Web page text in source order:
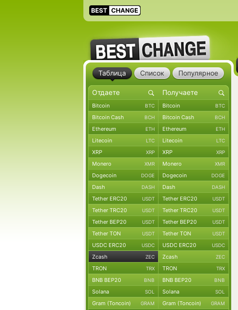
Таблица Список Популярное
Bitcoin BTC Bitcoin BTC
Bitcoin Cash BCH Bitcoin Cash BCH
Ethereum ETH Ethereum ETH
Litecoin LTC Litecoin LTC
XRP XRP XRP XRP
Monero XMR Monero XMR
Dogecoin DOGE Dogecoin DOGE
Dash DASH Dash DASH
Tether ERC20 USDT Tether ERC20 USDT
Tether TRC20 USDT Tether TRC20 USDT
Tether BEP20 USDT Tether BEP20 USDT
Tether TON USDT Tether TON USDT
USDC ERC20 USDC USDC ERC20 USDC
Zcash ZEC Zcash ZEC
TRON TRX TRON TRX
BNB BEP20 BNB BNB BEP20 BNB
Solana SOL Solana SOL
Gram (Toncoin) GRAM Gram (Toncoin) GRAM